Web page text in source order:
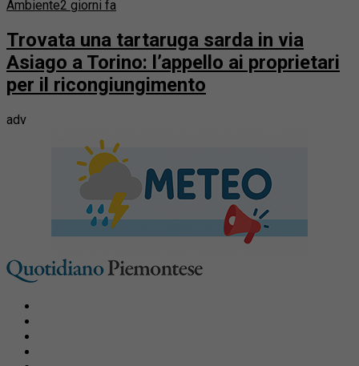
Ambiente2 giorni fa
Trovata una tartaruga sarda in via
Asiago a Torino: l’appello ai proprietari
per il ricongiungimento
adv